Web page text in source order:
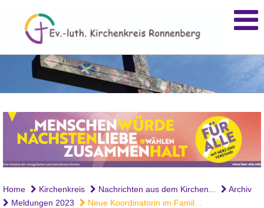
Home Kirchenkreis Nachrichten aus dem Kirchen...
Archiv
Meldungen 2023
Neue Koordinatorin im Famil...